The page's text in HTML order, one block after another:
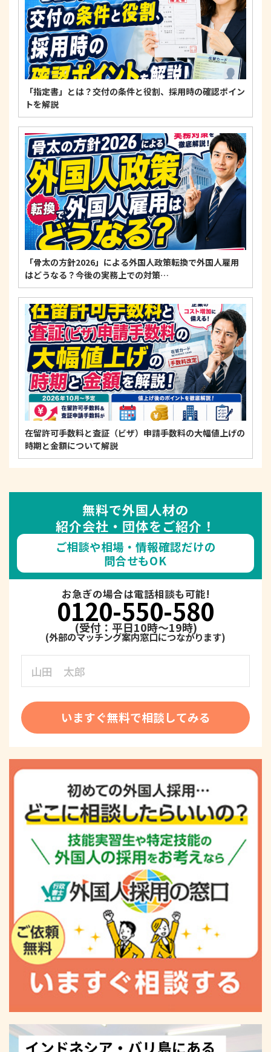
個人情報に関するお問い合わせ窓口
〒125-0061東京都葛飾区亀有3-21-11 藍ビル202
TEL：0120-550-580
株式会社 アルフォース･ワン 個人情報保護担当
「指定書」とは？交付の条件と役割、採用時の確認ポイン
トを解説
「骨太の方針2026」による外国人政策転換で外国人雇用
はどうなる？今後の実務上での対策…
在留許可手数料と査証（ビザ）申請手数料の大幅値上げの
時期と金額について解説
無料で外国人材の
紹介会社・団体をご紹介！
ご相談や相場・情報確認だけの
問合せもOK
お急ぎの場合は電話相談も可能!
0120-550-580
(受付：平日10時～19時)
いますぐ無料で相談してみる